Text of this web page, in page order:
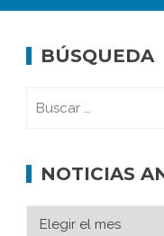
BÚSQUEDA
NOTICIAS